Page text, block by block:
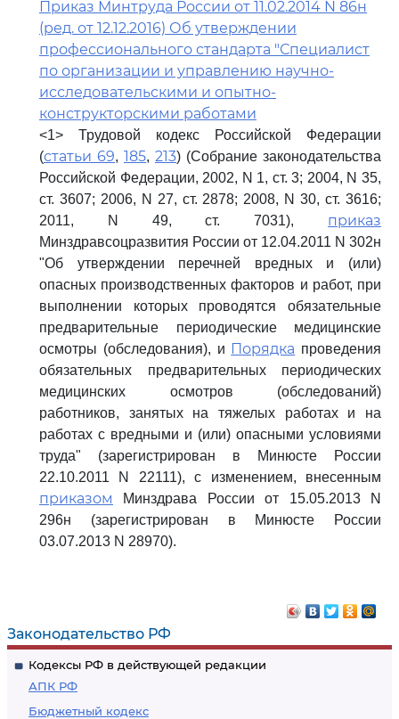
Законодательство РФ
Кодексы РФ в действующей редакции
АПК РФ
Бюджетный кодекс
Приказ Минтруда России от 11.02.2014 N 86н
(ред. от 12.12.2016) Об утверждении
профессионального стандарта "Специалист
по организации и управлению научно-
исследовательскими и опытно-
конструкторскими работами
<1> Трудовой кодекс Российской Федерации
(статьи 69, 185, 213) (Собрание законодательства
Российской Федерации, 2002, N 1, ст. 3; 2004, N 35,
ст. 3607; 2006, N 27, ст. 2878; 2008, N 30, ст. 3616;
2011, N 49, ст. 7031), приказ
Минздравсоцразвития России от 12.04.2011 N 302н
"Об утверждении перечней вредных и (или)
опасных производственных факторов и работ, при
выполнении которых проводятся обязательные
предварительные периодические медицинские
осмотры (обследования), и Порядка проведения
обязательных предварительных периодических
медицинских осмотров (обследований)
работников, занятых на тяжелых работах и на
работах с вредными и (или) опасными условиями
труда" (зарегистрирован в Минюсте России
22.10.2011 N 22111), с изменением, внесенным
приказом
Минздрава России от 15.05.2013 N
296н (зарегистрирован в Минюсте России
03.07.2013 N 28970).